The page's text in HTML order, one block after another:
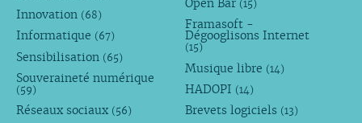
Innovation (68)
Informatique (67)
Sensibilisation (65)
Souveraineté numérique
(59)
Réseaux sociaux (56)
Open Bar (15)
Framasoft -
Dégooglisons Internet
(15)
Musique libre (14)
HADOPI (14)
Brevets logiciels (13)